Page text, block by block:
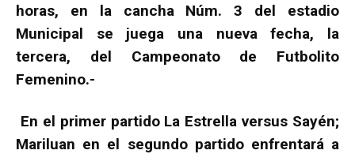
horas, en la cancha Núm. 3 del estadio
Municipal se juega una nueva fecha, la
tercera, del Campeonato de Futbolito
Femenino.-
En el primer partido La Estrella versus Sayén;
Mariluan en el segundo partido enfrentará a